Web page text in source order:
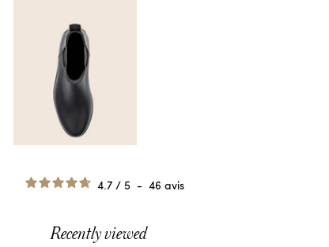
4.7 / 5 - 46 avis
Recently viewed